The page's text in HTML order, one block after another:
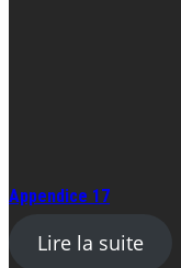
Appendice 17
Lire la suite